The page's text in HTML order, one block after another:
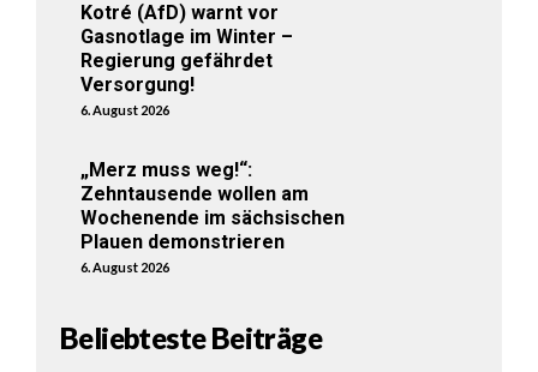
Kotré (AfD) warnt vor
Gasnotlage im Winter –
Regierung gefährdet
Versorgung!
6. August 2026
„Merz muss weg!“:
Zehntausende wollen am
Wochenende im sächsischen
Plauen demonstrieren
6. August 2026
Beliebteste Beiträge